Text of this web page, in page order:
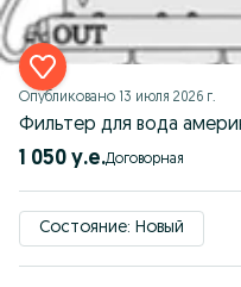
Опубликовано 13 июля 2026 г.
Фильтер для вода
1 050 у.е. Договорная
Состояние: Новый